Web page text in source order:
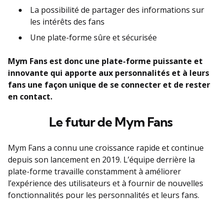
La possibilité de partager des informations sur
les intérêts des fans
Une plate-forme sûre et sécurisée
Mym Fans est donc une plate-forme puissante et
innovante qui apporte aux personnalités et à leurs
fans une façon unique de se connecter et de rester
en contact.
Le futur de Mym Fans
Mym Fans a connu une croissance rapide et continue
depuis son lancement en 2019. L’équipe derrière la
plate-forme travaille constamment à améliorer
l’expérience des utilisateurs et à fournir de nouvelles
fonctionnalités pour les personnalités et leurs fans.